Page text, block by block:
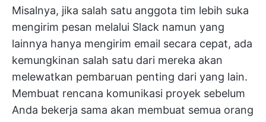
Misalnya, jika salah satu anggota tim lebih suka
mengirim pesan melalui Slack namun yang
lainnya hanya mengirim email secara cepat, ada
kemungkinan salah satu dari mereka akan
melewatkan pembaruan penting dari yang lain.
Membuat rencana komunikasi proyek sebelum
Anda bekerja sama akan membuat semua orang